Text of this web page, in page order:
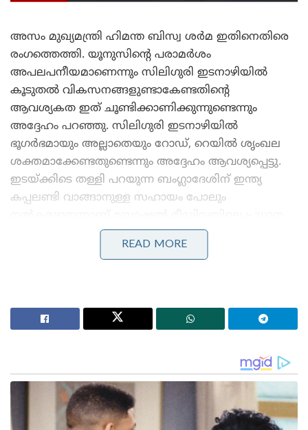
അസം മുഖ്യമന്ത്രി ഹിമന്ത ബിസ്വ ശർമ ഇതിനെതിരെ
രംഗത്തെത്തി. യൂനുസിന്റെ പരാമർശം
അപലപനീയമാണെന്നും സിലിഗുരി ഇടനാഴിയിൽ
കൂടുതൽ വികസനങ്ങളുണ്ടാകേണ്ടതിന്റെ
ആവശ്യകത ഇത് ചൂണ്ടിക്കാണിക്കുന്നുണ്ടെന്നും
അദ്ദേഹം പറഞ്ഞു. സിലിഗുരി ഇടനാഴിയിൽ
ഭൂഗർഭമായും അല്ലാതെയും റോഡ്, റെയിൽ ശൃംഖല
ശക്തമാക്കേണ്ടതുണ്ടെന്നും അദ്ദേഹം ആവശ്യപ്പെട്ടു.
ഇടയ്ക്കിടെ തള്ളി പറയുന്ന ബംഗ്ലാദേശിന് ഇന്ത്യ
കപ്പലണ്ടി വാങ്ങാനുള്ള സഹായം പോലും
ജപ്പാന്റെ എഫ്-2 പോർവിമാനങ്ങൾ ആദ്യമായി
ഇന്ത്യയിലേക്ക് ; ഇന്തോ-പസഫിക്കിൽ പ്രതിരോധ
സഹകരണം ശക്തമാക്കാൻ തീരുമാനം
നടപടികളുമായി ഫഡ്നാവിസ് ; തീവ്രനിലപാടുള്ള 114
പ്രസിദ്ധീകരണങ്ങൾ നിരോധിച്ച് മഹാരാഷ്ട്ര സർക്കാർ
ഇന്ത്യയുടെ 7 സംസ്ഥാനങ്ങൾ, സപ്ത
READ MORE